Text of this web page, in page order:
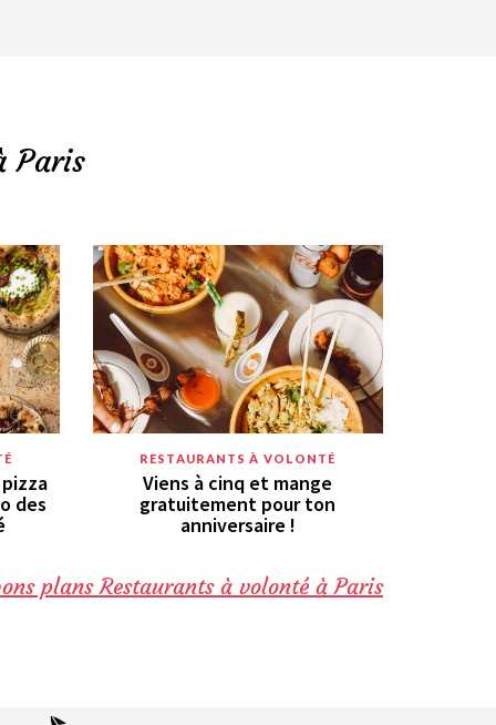
Paris
des
RESTAURANTS À VOLONTÉ
Viens à cinq et mange
gratuitement pour ton
anniversaire !
plans Restaurants à volonté à Paris